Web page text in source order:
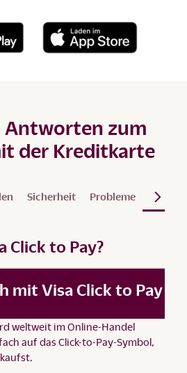
Antworten zum
der Kreditkarte
Sicherheit Probleme Visa
Click to Pay?
mit Visa Click to Pay
weltweit im Online-Handel
auf das Click-to-Pay-Symbol,